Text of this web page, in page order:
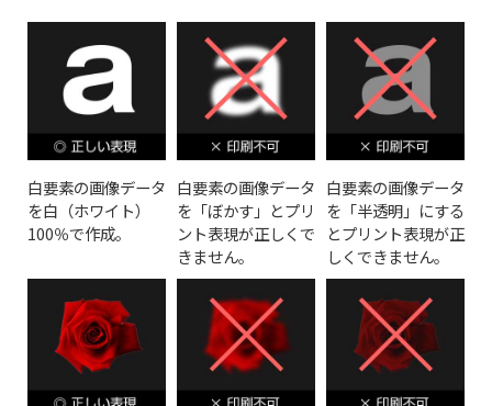
白要素の画像データ
を白（ホワイト）
100％で作成。
白要素の画像データ
を「ぼかす」とプリ
ント表現が正しくで
きません。
白要素の画像データ
を「半透明」にする
とプリント表現が正
しくできません。